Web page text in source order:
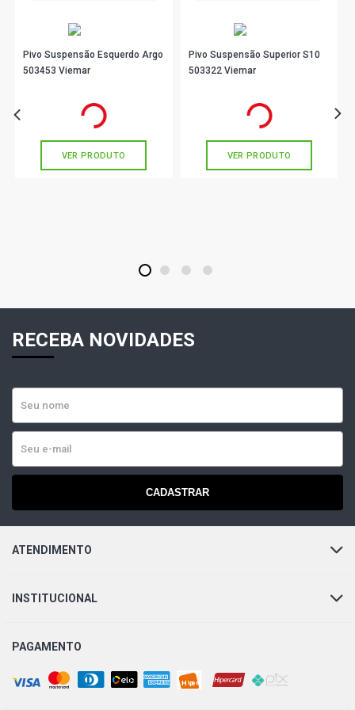
Pivo Suspensão Esquerdo Argo
503453 Viemar
em até 1x de
VER PRODUTO
Pivo Suspensão Superior S10
503322 Viemar
em até 4x de
VER PRODUTO
1 2 3 4
RECEBA NOVIDADES
CADASTRAR
ATENDIMENTO
INSTITUCIONAL
PAGAMENTO